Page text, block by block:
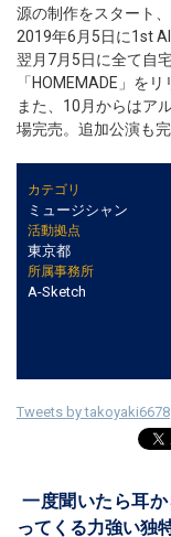
源の制作をスタート
2019年6月5日に1st
翌月7月5日に全て自
「HOMEMADE」をリ
また、10月からはア
場完売。追加公演も完
カテゴリ
ミュージシャン
活動拠点
東京都
所属事務所
A-Sketch
Tweets by takoyaki6678
一度聞いたら耳
ってくる力強い独